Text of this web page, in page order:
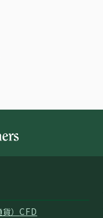
貨）CFD